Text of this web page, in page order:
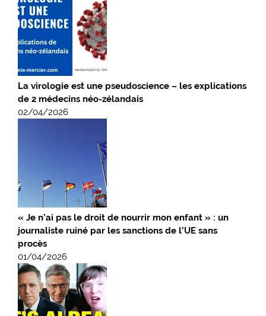
La virologie est une pseudoscience – les explications
de 2 médecins néo-zélandais
02/04/2026
« Je n’ai pas le droit de nourrir mon enfant » : un
journaliste ruiné par les sanctions de l’UE sans
procès
01/04/2026